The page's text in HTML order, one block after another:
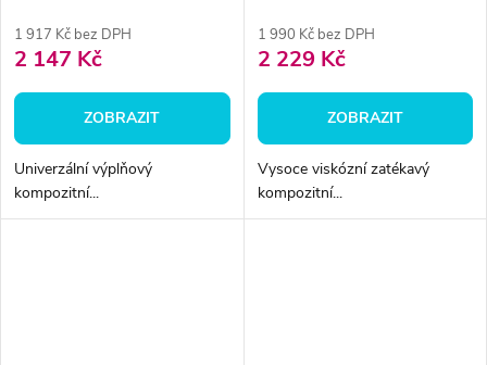
1 917 Kč bez DPH
2 147 Kč
ZOBRAZIT
Univerzální výplňový
kompozitní...
1 990 Kč bez DPH
2 229 Kč
ZOBRAZIT
Vysoce viskózní zatékavý
kompozitní...